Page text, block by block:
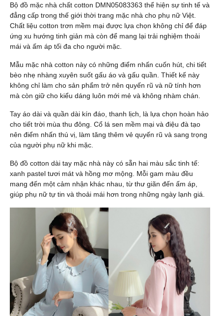
Bộ đồ mặc nhà chất cotton DMN05083363 thể hiện sự tinh tế và
đẳng cấp trong thế giới thời trang mặc nhà cho phụ nữ Việt.
Chất liệu cotton trơn mềm mại được lựa chọn không chỉ để đáp
ứng xu hướng tinh giản mà còn để mang lại trải nghiệm thoải
mái và ấm áp tối đa cho người mặc.
Mẫu mặc nhà cotton này có những điểm nhấn cuốn hút, chi tiết
bèo nhẹ nhàng xuyên suốt gấu áo và gấu quần. Thiết kế này
không chỉ làm cho sản phẩm trở nên quyến rũ và nữ tính hơn
mà còn giữ cho kiểu dáng luôn mới mẻ và không nhàm chán.
Tay áo dài và quần dài kín đáo, thanh lịch, là lựa chọn hoàn hảo
cho tiết trời mùa thu đông. Cổ lá sen mềm mại và điệu đà tạo
nên điểm nhấn thú vị, làm tăng thêm vẻ quyến rũ và sang trọng
của người phụ nữ khi mặc.
Bộ đồ cotton dài tay mặc nhà này có sẵn hai màu sắc tinh tế:
xanh pastel tươi mát và hồng mơ mộng. Mỗi gam màu đều
mang đến một cảm nhận khác nhau, từ thư giãn đến ấm áp,
giúp phụ nữ tự tin và thoải mái hơn trong những ngày lạnh giá.